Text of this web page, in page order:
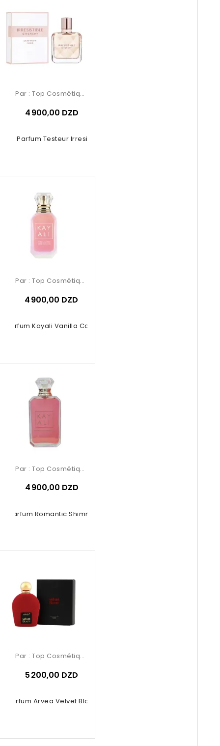
De Parfum Testeur Irresistible...
Par : Top Cosmétiques
4 900,00 DZD
Parfum Kayali Vanilla Candy 100ml
Par : Top Cosmétiques
4 900,00 DZD
Parfum Romantic Shimmer 100ml
Par : Top Cosmétiques
4 900,00 DZD
Parfum Arvea Velvet Bloom 100ml
Par : Top Cosmétiques
5 200,00 DZD